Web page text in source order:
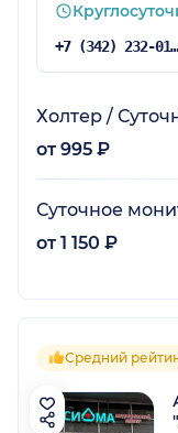
+7 (342) 232-01-33
Холтер /
от 995 ₽
Суточное
от 1 150 ₽
Средний